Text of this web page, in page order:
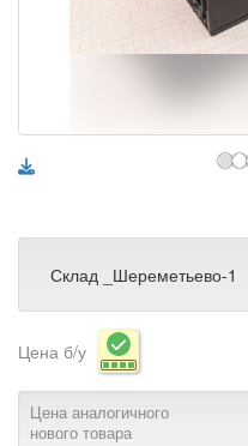
Склад _Шереметьево-1
Цена б/у
Цена аналогичного
нового товара